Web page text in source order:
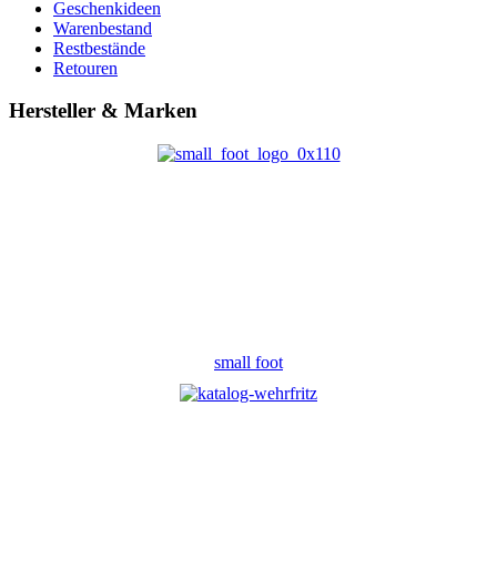
Geschenkideen
Warenbestand
Restbestände
Retouren
Hersteller & Marken
small foot